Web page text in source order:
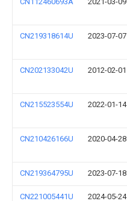
CN219318614U 2023-07-07
CN202133042U 2012-02-01
CN215523554U 2022-01-14
CN210426166U 2020-04-28
CN219364795U 2023-07-18
CN221005441U 2024-05-24